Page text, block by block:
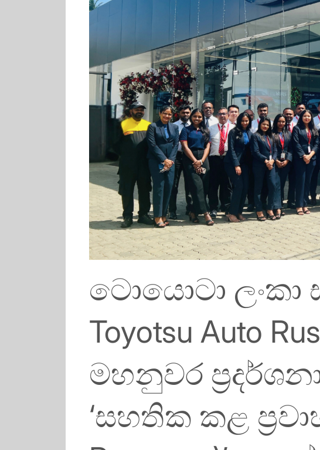
ටොයොටා ලංකා
Toyotsu Auto
මහනුවර
‘සහතික කළ